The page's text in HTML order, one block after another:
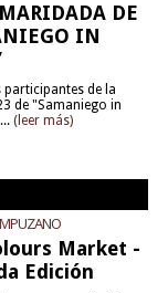
DE
IN
participantes de la
de "Samaniego in
(leer más)
Market -
Edición